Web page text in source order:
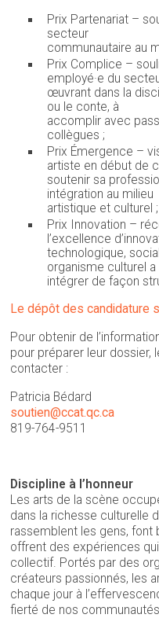
Prix Partenariat –
secteur
communautaire au
Prix Complice –
employé·e du
œuvrant dans la
ou le conte, à
accomplir avec
collègues ;
Prix Émergence –
artiste en début de
soutenir sa
intégration au milieu
artistique et culturel ;
Prix Innovation –
l’excellence
technologique,
organisme culturel a
intégrer de façon
Le dépôt des candidature
Pour obtenir de
pour préparer leur dossier,
contacter :
Patricia Bédard
soutien@ccat.qc.ca
819-764-9511
Discipline à l’honneur
Les arts de la scène
dans la richesse culturelle
rassemblent les gens, font
offrent des expériences
collectif. Portés par des
créateurs passionnés, les
chaque jour à
fierté de nos